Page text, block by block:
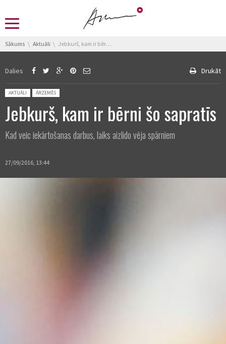
You are here:
Sākums Aktuāli Jebkurš, kam ir bērni šo sapratīs
Dalies Drukāt
Posted in:
AKTUĀLI ĀRZEMĒS
Jebkurš, kam ir bērni šo sapratīs
Kad veic iekārtošanas darbus, laiks aizlido vēja spārniem
27/09/2016, 13:44